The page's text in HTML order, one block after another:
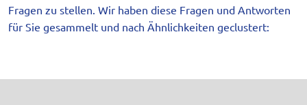
Fragen zu stellen. Wir haben diese Fragen und Antworten
für Sie gesammelt und nach Ähnlichkeiten geclustert: